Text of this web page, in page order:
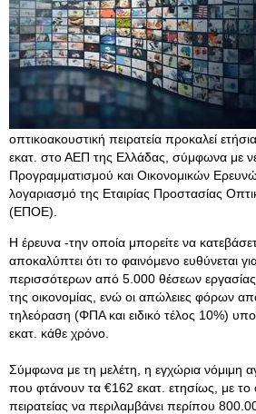
οπτικοακουστική πειρατεία προκαλεί
εκατ. στο ΑΕΠ της Ελλάδας, σύμφωνα με
Προγραμματισμού και Οικονομικών
λογαριασμό της Εταιρίας Προστασίας
(ΕΠΟΕ).
Η έρευνα -την οποία μπορείτε να
αποκαλύπτει ότι το φαινόμενο ευθύνεται
περισσότερων από 5.000 θέσεων
της οικονομίας, ενώ οι απώλειες φόρων
τηλεόραση (ΦΠΑ και ειδικό τέλος 10%)
εκατ. κάθε χρόνο.
Σύμφωνα με τη μελέτη, η εγχώρια νόμιμη
που φτάνουν τα €162 εκατ. ετησίως, με το
πειρατείας να περιλαμβάνει περίπου